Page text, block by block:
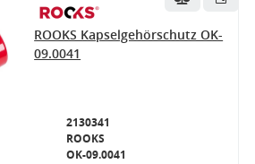
ROOKS Kapselgehörschutz OK-
09.0041
2130341
ROOKS
OK-09.0041